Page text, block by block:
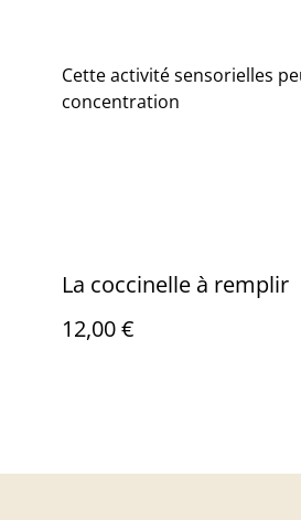
Cette activité sensorielles
concentration
La coccinelle à remplir
12,00 €